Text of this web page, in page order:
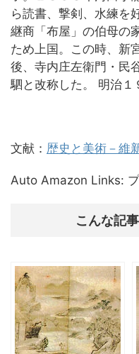
ら読書、撃剣、水練を
継商「布屋」の伯母の
ため上国。この時、新
後、寺内庄左衛門・民
駟と改称した。 明治１
文献： 歴史と美術－維
Auto Amazon Links: プ
こんな記